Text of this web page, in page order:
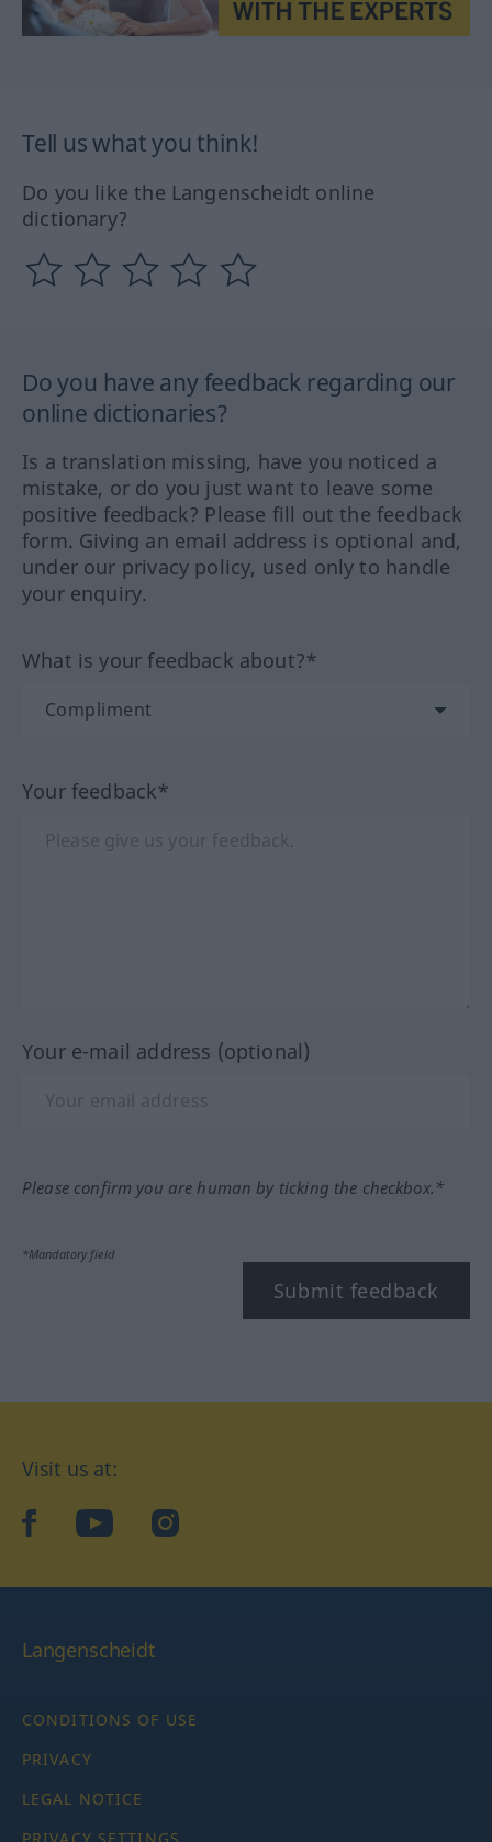
Tell us what you think!
Do you like the Langenscheidt online
dictionary?
Do you have any feedback regarding our
online dictionaries?
Is a translation missing, have you noticed a
mistake, or do you just want to leave some
positive feedback? Please fill out the feedback
form. Giving an email address is optional and,
under our privacy policy, used only to handle
your enquiry.
What is your feedback about?*
Your feedback*
Your e-mail address (optional)
Please confirm you are human by ticking the checkbox.*
*Mandatory field
Submit feedback
Visit us at:
facebookYouTubeInstagram
Langenscheidt
CONDITIONS OF USE
PRIVACY
LEGAL NOTICE